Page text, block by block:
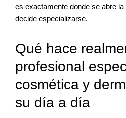
es exactamente donde se abre
decide especializarse.
Qué hace
profesional
cosmética y
su día a día